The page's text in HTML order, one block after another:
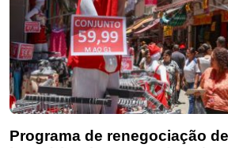
Programa de renegociação